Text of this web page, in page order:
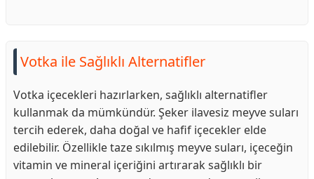
Votka ile Sağlıklı Alternatifler
Votka içecekleri hazırlarken, sağlıklı alternatifler
kullanmak da mümkündür. Şeker ilavesiz meyve suları
tercih ederek, daha doğal ve hafif içecekler elde
edilebilir. Özellikle taze sıkılmış meyve suları, içeceğin
vitamin ve mineral içeriğini artırarak sağlıklı bir